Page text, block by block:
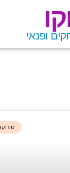
ופנאי
סודוקו